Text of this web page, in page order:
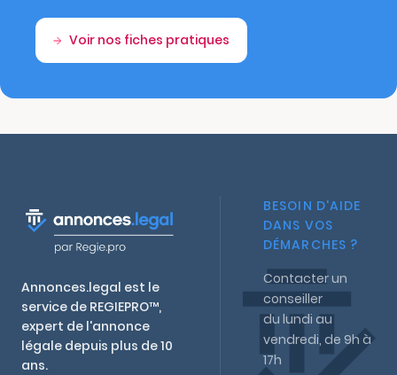
Voir nos fiches pratiques
Annonces.legal est le
service de REGIEPRO™,
expert de l'annonce
légale depuis plus de 10
ans.
BESOIN D'AIDE
DANS VOS
DÉMARCHES ?
Contacter un
conseiller
du lundi au
vendredi, de 9h à
17h